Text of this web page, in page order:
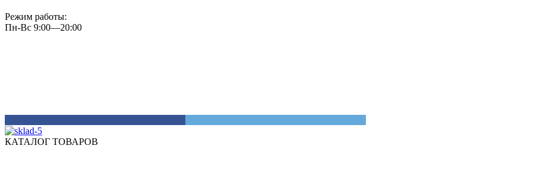
Режим работы:
Пн-Вс 9:00—20:00
КАТАЛОГ ТОВАРОВ